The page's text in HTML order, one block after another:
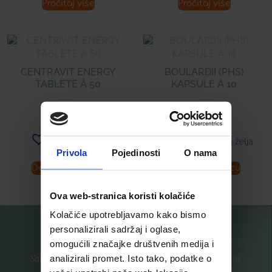
Privola Pojedinosti O nama
Ova web-stranica koristi kolačiće
Kolačiće upotrebljavamo kako bismo
personalizirali sadržaj i oglase,
omogućili značajke društvenih medija i
analizirali promet. Isto tako, podatke o
Pročitaj više Pročitaj više
CENTRAVIT ENERGY
TABLETE Á 50
18,99
Dodaj u košaricu
BOULARDII (PHS)
KAPSULE Á 10
9,30
Dodaj u listu želja
Dodaj u košaricu
Saznajte prvi za nove proizvode i ekskluzivne promocije